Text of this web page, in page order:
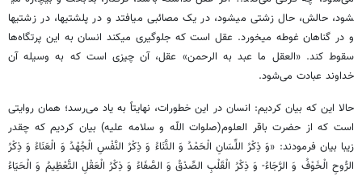
شود، حالش، حال زشتی می­شود، در یک مصائبی می­افتد و در پلشتی­ها، در زشتی­ها
و در گناهان غوطه می­خورد. عقل است که جلوگیری می­کند انسان به این پرتگاه‌ها
سقوط کند. «العقل ما عبد به الرحمن» عقل، آن چیزی است که به وسیله آن
خداوند عبادت می‌شود.
حالا این که بیان کردیم: انسان در این خطورات، نهایتاً به یاد می‌رسد؛ همان روایتی
است که از حضرت باقر العلوم(صلوات اللّه و سلامه عليه) بیان کردیم که چقدر
زیبا بیان فرمودند: «وَ ذِكْرُ اللِّسَانِ الْحَمْدُ وَ الثَّنَاءُ وَ ذِكْرُ النَّفْسِ الْجُهْدُ وَ الْعَنَاءُ وَ ذِكْرُ
الرُّوحِ الْخَوْفُ وَ الرَّجَاءُ- وَ ذِكْرُ الْقَلْبِ الصِّدْقُ وَ الصَّفَاءُ وَ ذِكْرُ الْعَقْلِ التَّعْظِيمُ وَ الْحَيَاءُ